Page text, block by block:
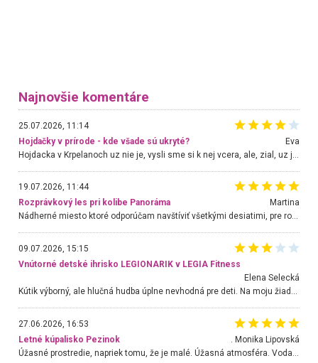
Najnovšie komentáre
25.07.2026, 11:14
Hojdačky v prírode - kde všade sú ukryté?
Eva
19.07.2026, 11:44
Rozprávkový les pri kolibe Panoráma
Martina
Nádherné miesto ktoré odporúčam navštíviť všetkými desiatimi, pre rodiny s deťmi, dôchodcom... Proste a jednoducho ozaj rozprávkový les.. určite ešte prídeme. Odniesli sme si na pamiatku krásne tričká,
09.07.2026, 15:15
Vnútorné detské ihrisko LEGIONARIK v LEGIA Fitness
Elena Selecká
Kútik výborný, ale hlučná hudba úplne nevhodná pre deti. Na moju žiadosť o aspoň sušenie nereagovali.
27.06.2026, 16:53
Letné kúpalisko Pezinok
. Monika Lipovská